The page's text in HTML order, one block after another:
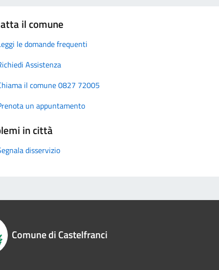
il comune
le domande frequenti
Assistenza
il comune 0827 72005
un appuntamento
in città
disservizio
Comune di Castelfranci